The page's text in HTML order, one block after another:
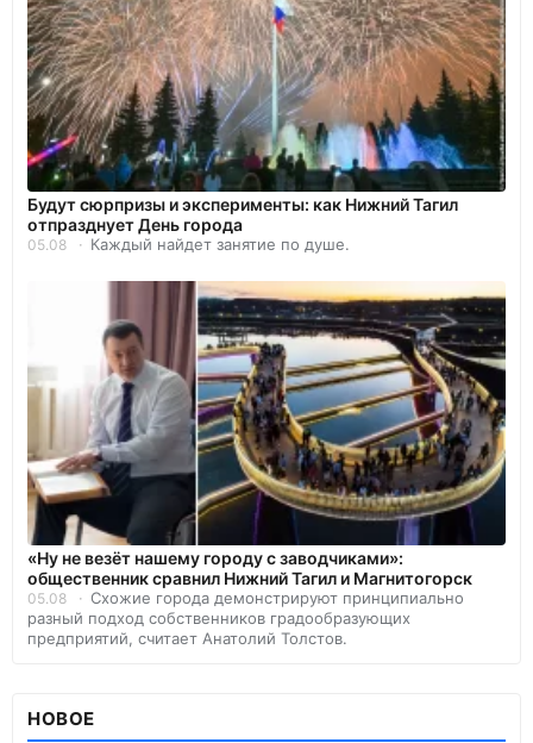
Будут сюрпризы и эксперименты: как Нижний Тагил
отпразднует День города
05.08 Каждый найдет занятие по душе.
«Ну не везёт нашему городу с заводчиками»:
общественник сравнил Нижний Тагил и Магнитогорск
05.08
Схожие города демонстрируют принципиально
разный подход собственников градообразующих
предприятий, считает Анатолий Толстов.
НОВОЕ